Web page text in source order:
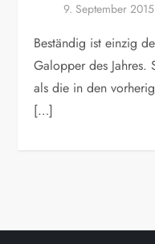
Beständig ist einzig
Galopper des Jahres.
als die in den
[…]